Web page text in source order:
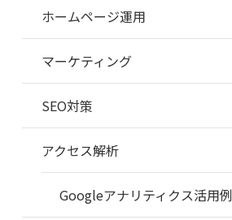
ホームページ運用
マーケティング
SEO対策
アクセス解析
Googleアナリティクス活用例